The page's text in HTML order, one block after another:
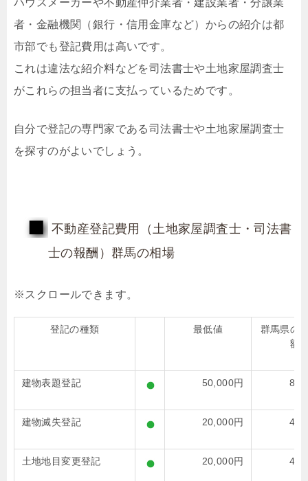
者・金融機関（銀行・信用金庫など）からの紹介は都
市部でも登記費用は高いです。
これは違法な紹介料などを司法書士や土地家屋調査士
がこれらの担当者に支払っているためです。
自分で登記の専門家である司法書士や土地家屋調査士
を探すのがよいでしょう。
不動産登記費用（土地家屋調査士・司法書
士の報酬）群馬の相場
登記の種類 最低値
群馬県の
額
建物表題登記 50,000円
建物滅失登記 20,000円
土地地目変更登記 20,000円